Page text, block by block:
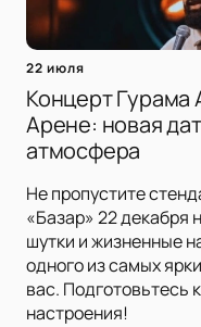
22 июля
Концерт Гурама
Арене: новая
атмосфера
Не пропустите
«Базар» 22 декабря
шутки и жизненные
одного из самых
вас. Подготовьтесь
настроения!